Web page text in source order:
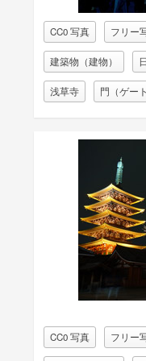
CC0 写真 フリー
建築物（建物）
浅草寺 門（ゲート
CC0 写真 フリー